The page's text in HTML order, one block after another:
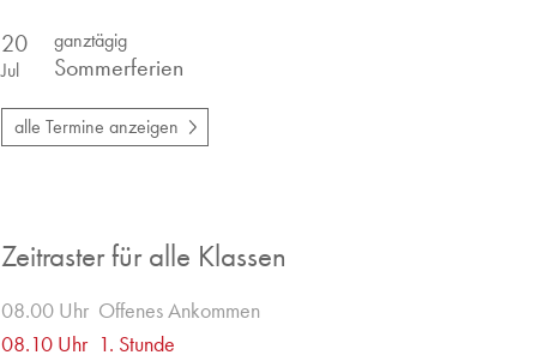
20
Jul
ganztägig
Sommerferien
alle Termine anzeigen
Zeitraster für alle Klassen
08.00 Uhr Offenes Ankommen
08.10 Uhr 1. Stunde